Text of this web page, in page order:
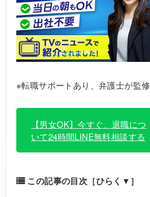
※転職サポートあり、弁護士が監修
【男女OK】今すぐ、退職につ
いて24時間LINE無料相談する
この記事の目次 ［ひらく▼］